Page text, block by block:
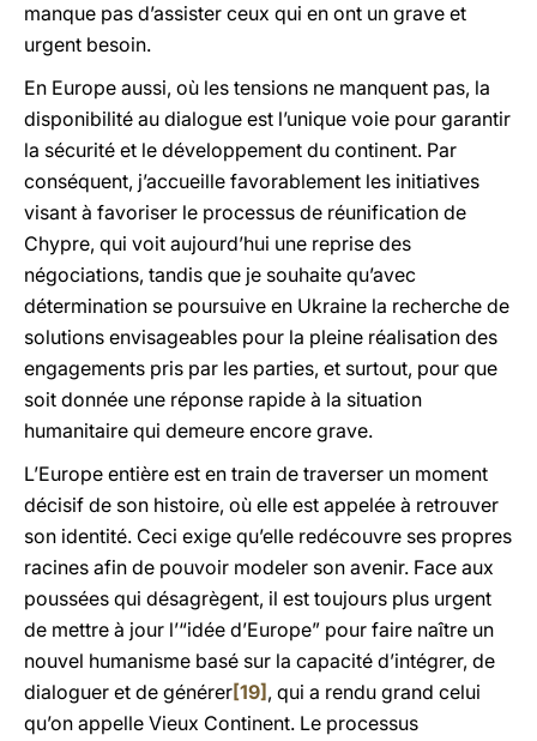
manque pas d’assister ceux qui en ont un grave et
urgent besoin.
En Europe aussi, où les tensions ne manquent pas, la
disponibilité au dialogue est l’unique voie pour garantir
la sécurité et le développement du continent. Par
conséquent, j’accueille favorablement les initiatives
visant à favoriser le processus de réunification de
Chypre, qui voit aujourd’hui une reprise des
négociations, tandis que je souhaite qu’avec
détermination se poursuive en Ukraine la recherche de
solutions envisageables pour la pleine réalisation des
engagements pris par les parties, et surtout, pour que
soit donnée une réponse rapide à la situation
humanitaire qui demeure encore grave.
L’Europe entière est en train de traverser un moment
décisif de son histoire, où elle est appelée à retrouver
son identité. Ceci exige qu’elle redécouvre ses propres
racines afin de pouvoir modeler son avenir. Face aux
poussées qui désagrègent, il est toujours plus urgent
de mettre à jour l’“idée d’Europe” pour faire naître un
nouvel humanisme basé sur la capacité d’intégrer, de
dialoguer et de générer[19] , qui a rendu grand celui
qu’on appelle Vieux Continent. Le processus